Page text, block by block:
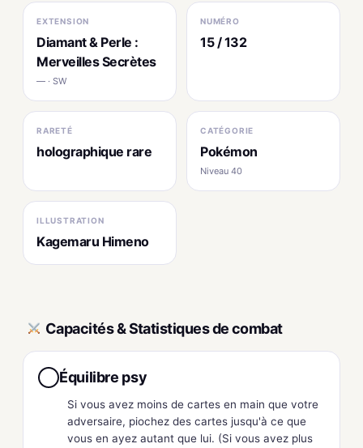
EXTENSION
Diamant & Perle :
Merveilles Secrètes
— · SW
NUMÉRO
15 / 132
RARETÉ
holographique rare
CATÉGORIE
Pokémon
Niveau 40
ILLUSTRATION
Kagemaru Himeno
Capacités & Statistiques de combat
Équilibre psy
Si vous avez moins de cartes en main que votre
adversaire, piochez des cartes jusqu'à ce que
vous en ayez autant que lui. (Si vous avez plus